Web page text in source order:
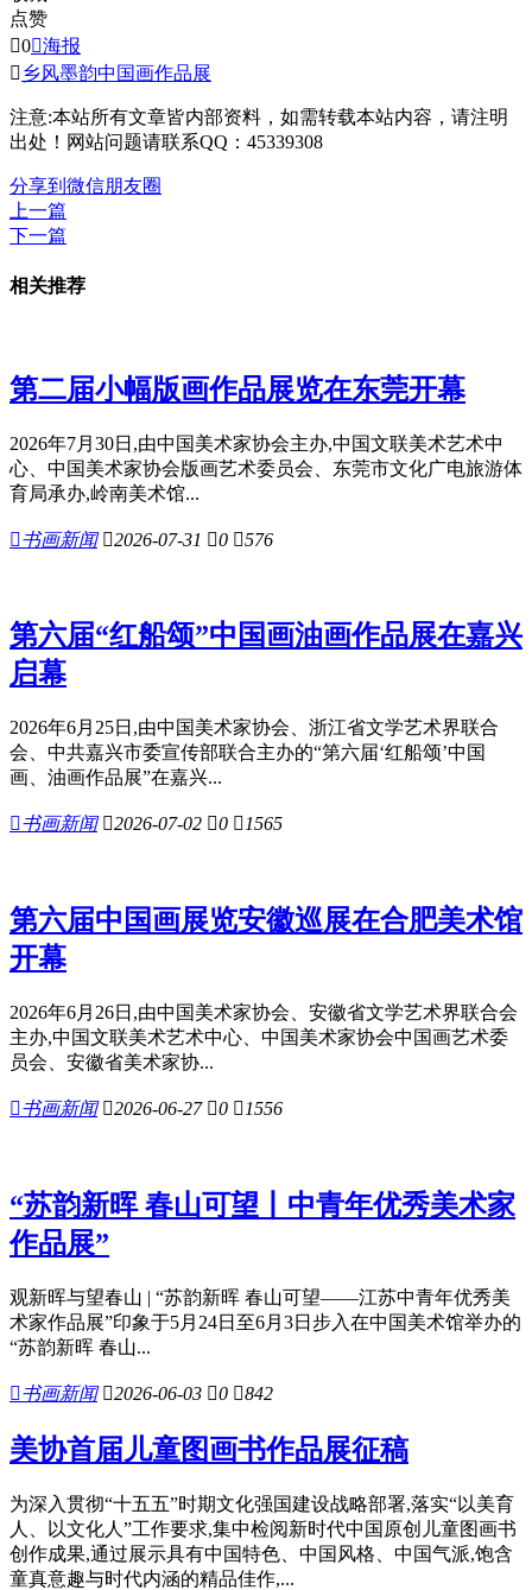
点赞
0海报
 乡风墨韵中国画作品展
注意:本站所有文章皆内部资料，如需转载本站内容，请注明
出处！网站问题请联系QQ：45339308
分享到微信朋友圈
上一篇
下一篇
相关推荐
第二届小幅版画作品展览在东莞开幕
2026年7月30日,由中国美术家协会主办,中国文联美术艺术中
心、中国美术家协会版画艺术委员会、东莞市文化广电旅游体
育局承办,岭南美术馆...
书画新闻 2026-07-31 0 576
第六届“红船颂”中国画油画作品展在嘉兴
启幕
2026年6月25日,由中国美术家协会、浙江省文学艺术界联合
会、中共嘉兴市委宣传部联合主办的“第六届‘红船颂’中国
画、油画作品展”在嘉兴...
书画新闻 2026-07-02 0  1565
第六届中国画展览安徽巡展在合肥美术馆
开幕
2026年6月26日,由中国美术家协会、安徽省文学艺术界联合会
主办,中国文联美术艺术中心、中国美术家协会中国画艺术委
员会、安徽省美术家协...
书画新闻 2026-06-27 0  1556
“苏韵新晖 春山可望丨中青年优秀美术家
作品展”
观新晖与望春山 | “苏韵新晖 春山可望——江苏中青年优秀美
术家作品展”印象于5月24日至6月3日步入在中国美术馆举办的
“苏韵新晖 春山...
书画新闻 2026-06-03 0 842
美协首届儿童图画书作品展征稿
为深入贯彻“十五五”时期文化强国建设战略部署,落实“以美育
人、以文化人”工作要求,集中检阅新时代中国原创儿童图画书
创作成果,通过展示具有中国特色、中国风格、中国气派,饱含
童真意趣与时代内涵的精品佳作,...